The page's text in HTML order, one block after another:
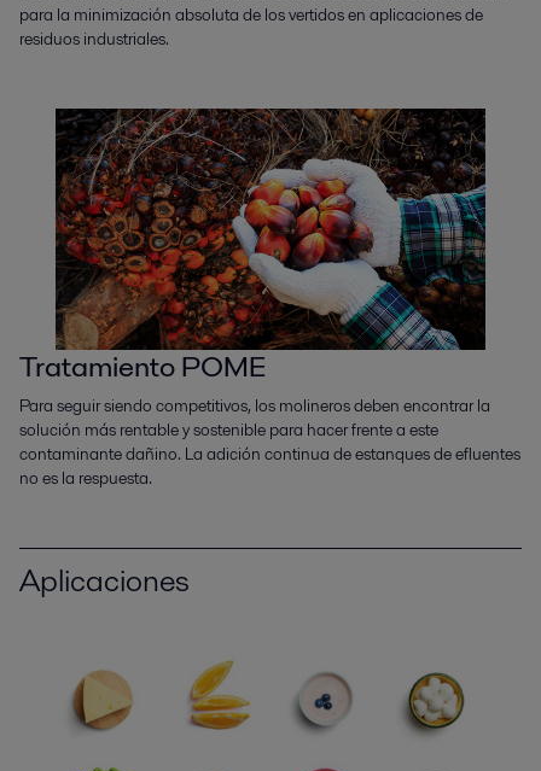
para la minimización absoluta de los vertidos en aplicaciones de
residuos industriales.
Tratamiento POME
Para seguir siendo competitivos, los molineros deben encontrar la
solución más rentable y sostenible para hacer frente a este
contaminante dañino. La adición continua de estanques de efluentes
no es la respuesta.
Aplicaciones